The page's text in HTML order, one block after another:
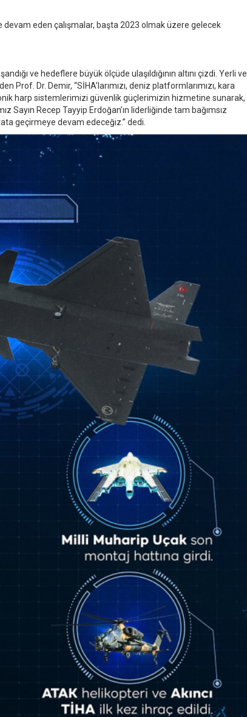
devam eden çalışmalar, başta 2023 olmak üzere gelecek
ve hedeflere büyük ölçüde ulaşıldığının altını çizdi. Yerli ve
Dr. Demir, “SİHA’larımızı, deniz platformlarımızı, kara
harp sistemlerimizi güvenlik güçlerimizin hizmetine sunarak,
Sayın Recep Tayyip Erdoğan’ın liderliğinde tam bağımsız
geçirmeye devam edeceğiz.” dedi.